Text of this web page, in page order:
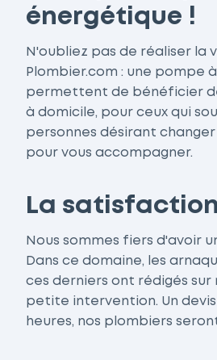
énergétique !
N'oubliez pas de réaliser la
Plombier.com : une pompe
permettent de bénéficier
à domicile, pour ceux qui
personnes désirant
pour vous accompagner.
La
Nous sommes fiers d'avoir
Dans ce domaine, les
ces derniers ont rédigés
petite intervention. Un
heures, nos plombiers